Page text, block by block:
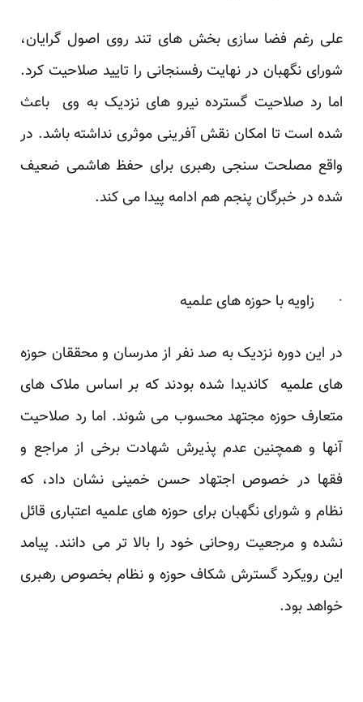
علی رغم فضا سازی بخش های تند روی اصول گرایان،
شورای نگهبان در نهایت رفسنجانی را تایید صلاحیت کرد.
اما رد صلاحیت گسترده نیرو های نزدیک به وی باعث
شده است تا امکان نقش آفرینی موثری نداشته باشد. در
واقع مصلحت سنجی رهبری برای حفظ هاشمی ضعیف
شده در خبرگان پنجم هم ادامه پیدا می کند.
· زاویه با حوزه های علمیه
در این دوره نزدیک به صد نفر از مدرسان و محققان حوزه
های علمیه کاندیدا شده بودند که بر اساس ملاک های
متعارف حوزه مجتهد محسوب می شوند. اما رد صلاحیت
آنها و همچنین عدم پذیرش شهادت برخی از مراجع و
فقها در خصوص اجتهاد حسن خمینی نشان داد، که
نظام و شورای نگهبان برای حوزه های علمیه اعتباری قائل
نشده و مرجعیت روحانی خود را بالا تر می دانند. پیامد
این رویکرد گسترش شکاف حوزه و نظام بخصوص رهبری
خواهد بود.